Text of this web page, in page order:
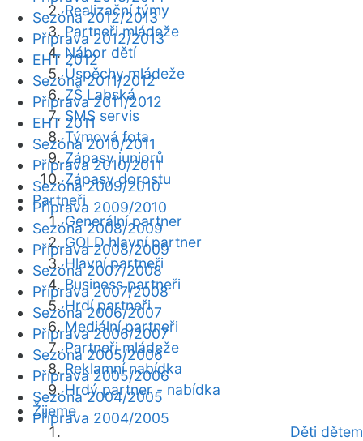
Realizační týmy
Partneři mládeže
Nábor dětí
Úspěchy mládeže
ZŠ Labská
SMS servis
Týmová fota
Zápasy juniorů
Zápasy dorostu
Partneři
Generální partner
GOLD hlavní partner
Hlavní partneři
Business partneři
Hrdí partneři
Mediální partneři
Partneři mládeže
Reklamní nabídka
Hrdý partner - nabídka
Žijeme
Děti dětem
Sezóna 2012/2013
Příprava 2012/2013
EHT 2012
Sezóna 2011/2012
Příprava 2011/2012
EHT 2011
Sezóna 2010/2011
Příprava 2010/2011
Sezóna 2009/2010
Příprava 2009/2010
Sezóna 2008/2009
Příprava 2008/2009
Sezóna 2007/2008
Příprava 2007/2008
Sezóna 2006/2007
Příprava 2006/2007
Sezóna 2005/2006
Příprava 2005/2006
Sezóna 2004/2005
Příprava 2004/2005